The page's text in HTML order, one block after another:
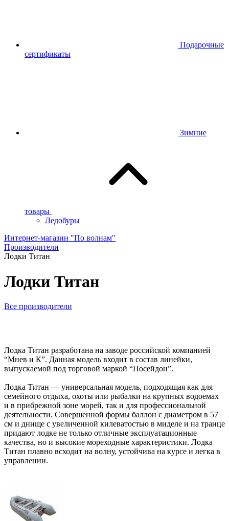
Подарочные
сертификаты
Зимние
товары
Ледобуры
Интернет-магазин "По волнам"
Производители
Лодки Титан
Лодки Титан
Все производители
Лодка Титан разработана на заводе российской компанией
“Мнев и К”. Данная модель входит в состав линейки,
выпускаемой под торговой маркой “Посейдон”.
Лодка Титан — универсальная модель, подходящая как для
семейного отдыха, охоты или рыбалки на крупных водоемах
и в прибрежной зоне морей, так и для профессиональной
деятельности. Совершенной формы баллон с диаметром в 57
см и днище с увеличенной килеватостью в миделе и на транце
придают лодке не только отличные эксплуатационные
качества, но и высокие мореходные характеристики. Лодка
Титан плавно всходит на волну, устойчива на курсе и легка в
управлении.